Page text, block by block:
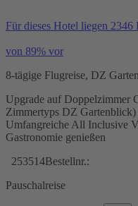
Für dieses Hotel liegen
von 89% vor
8-tägige Flugreise, DZ
Upgrade auf Doppelzimmer
Zimmertyps DZ
Umfangreiche All Inclusive
Gastronomie genießen
253514Bestellnr.:
Pauschalreise